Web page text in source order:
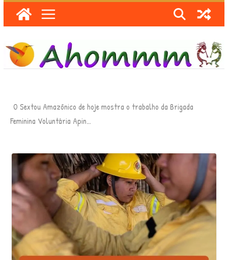
Skip
to
content
O Sextou Amazônico de hoje mostra o trabalho da Brigada
Feminina Voluntária Apin…